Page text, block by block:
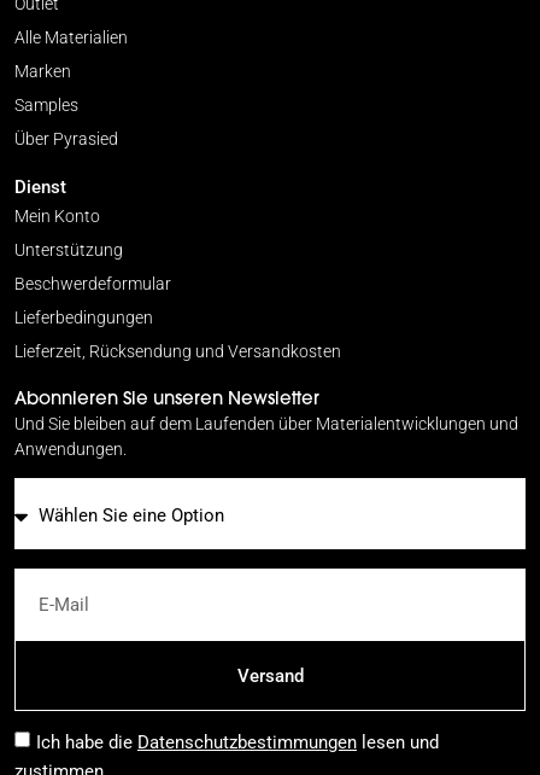
Alle Materialien
Marken
Samples
Über Pyrasied
Dienst
Mein Konto
Unterstützung
Beschwerdeformular
Lieferbedingungen
Lieferzeit, Rücksendung und Versandkosten
Abonnieren Sie unseren Newsletter
Und Sie bleiben auf dem Laufenden über Materialentwicklungen und
Anwendungen.
Ich habe die Datenschutzbestimmungen lesen und
Versand